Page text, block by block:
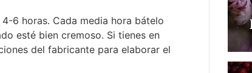
6 horas. Cada media hora bátelo
esté bien cremoso. Si tienes en
del fabricante para elaborar el